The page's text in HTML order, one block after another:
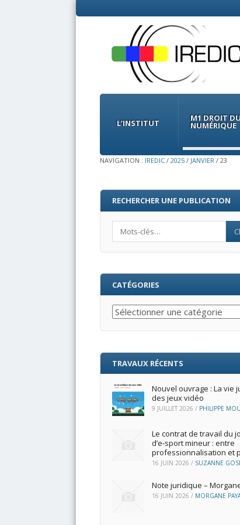
Menu
Skip
contentL’INSTITUT M1 DROIT DU
NUMÉRIQUE
NAVIGATION : IREDIC / 2025 / JANVIER / 23
RECHERCHER UNE PUBLICATION
CATÉGORIES
Catégories
TRAVAUX RÉCENTS
Nouvel ouvrage : La vie
des jeux vidéo
9 JUILLET 2026 / PHILIPPE
Le contrat de travail du
d’e‑sport mineur : entre
professionnalisation et
16 JUIN 2026 / SUZANNE
Note juridique –
16 JUIN 2026 / MORGANE